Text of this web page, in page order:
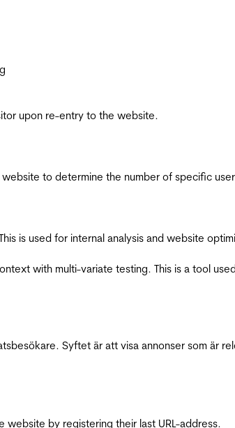
upon re-entry to the website.
to determine the number of specific
is used for internal analysis and website
with multi-variate testing. This is a tool
Syftet är att visa annonser som är
website by registering their last URL-address.